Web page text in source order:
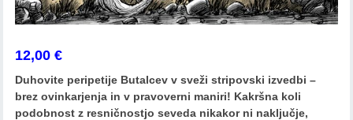
12,00€
Duhovite peripetije Butalcev v sveži stripovski izvedbi –
brez ovinkarjenja in v pravoverni maniri! Kakršna koli
podobnost z resničnostjo seveda nikakor ni naključje,